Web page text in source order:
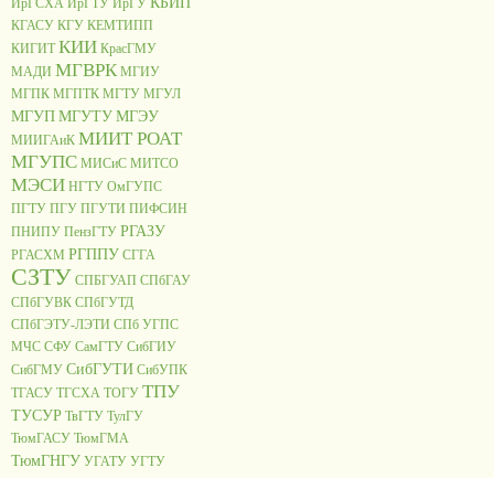
ИрГСХА ИрГТУ ИрГУ
КГАСУ КГУ КЕМТИПП
КИГИТ КИИ КрасГМУ
МАДИ МГВРК МГИУ
МГПК МГПТК МГТУ МГУЛ
МГУПМГУТУМГЭУ
МИИГАиК МИИТ РОАТ
МГУПС МИСиС МИТСО
МЭСИ НГТУ ОмГУПС
ПГТУ ПГУ ПГУТИ ПИФСИН
ПНИПУ ПензГТУ РГАЗУ
РГАСХМ РГППУ СГГА
СЗТУ СПБГУАП СПбГАУ
СПбГУВК СПбГУТД
СПбГЭТУ-ЛЭТИ СПб УГПС
МЧС СФУ СамГТУ СибГИУ
СибГМУ СибГУТИ СибУПК
ТГАСУ ТГСХА ТОГУ ТПУ
ТУСУР ТвГТУ ТулГУ
ТюмГАСУ ТюмГМА
ТюмГНГУ УГАТУ УГТУ